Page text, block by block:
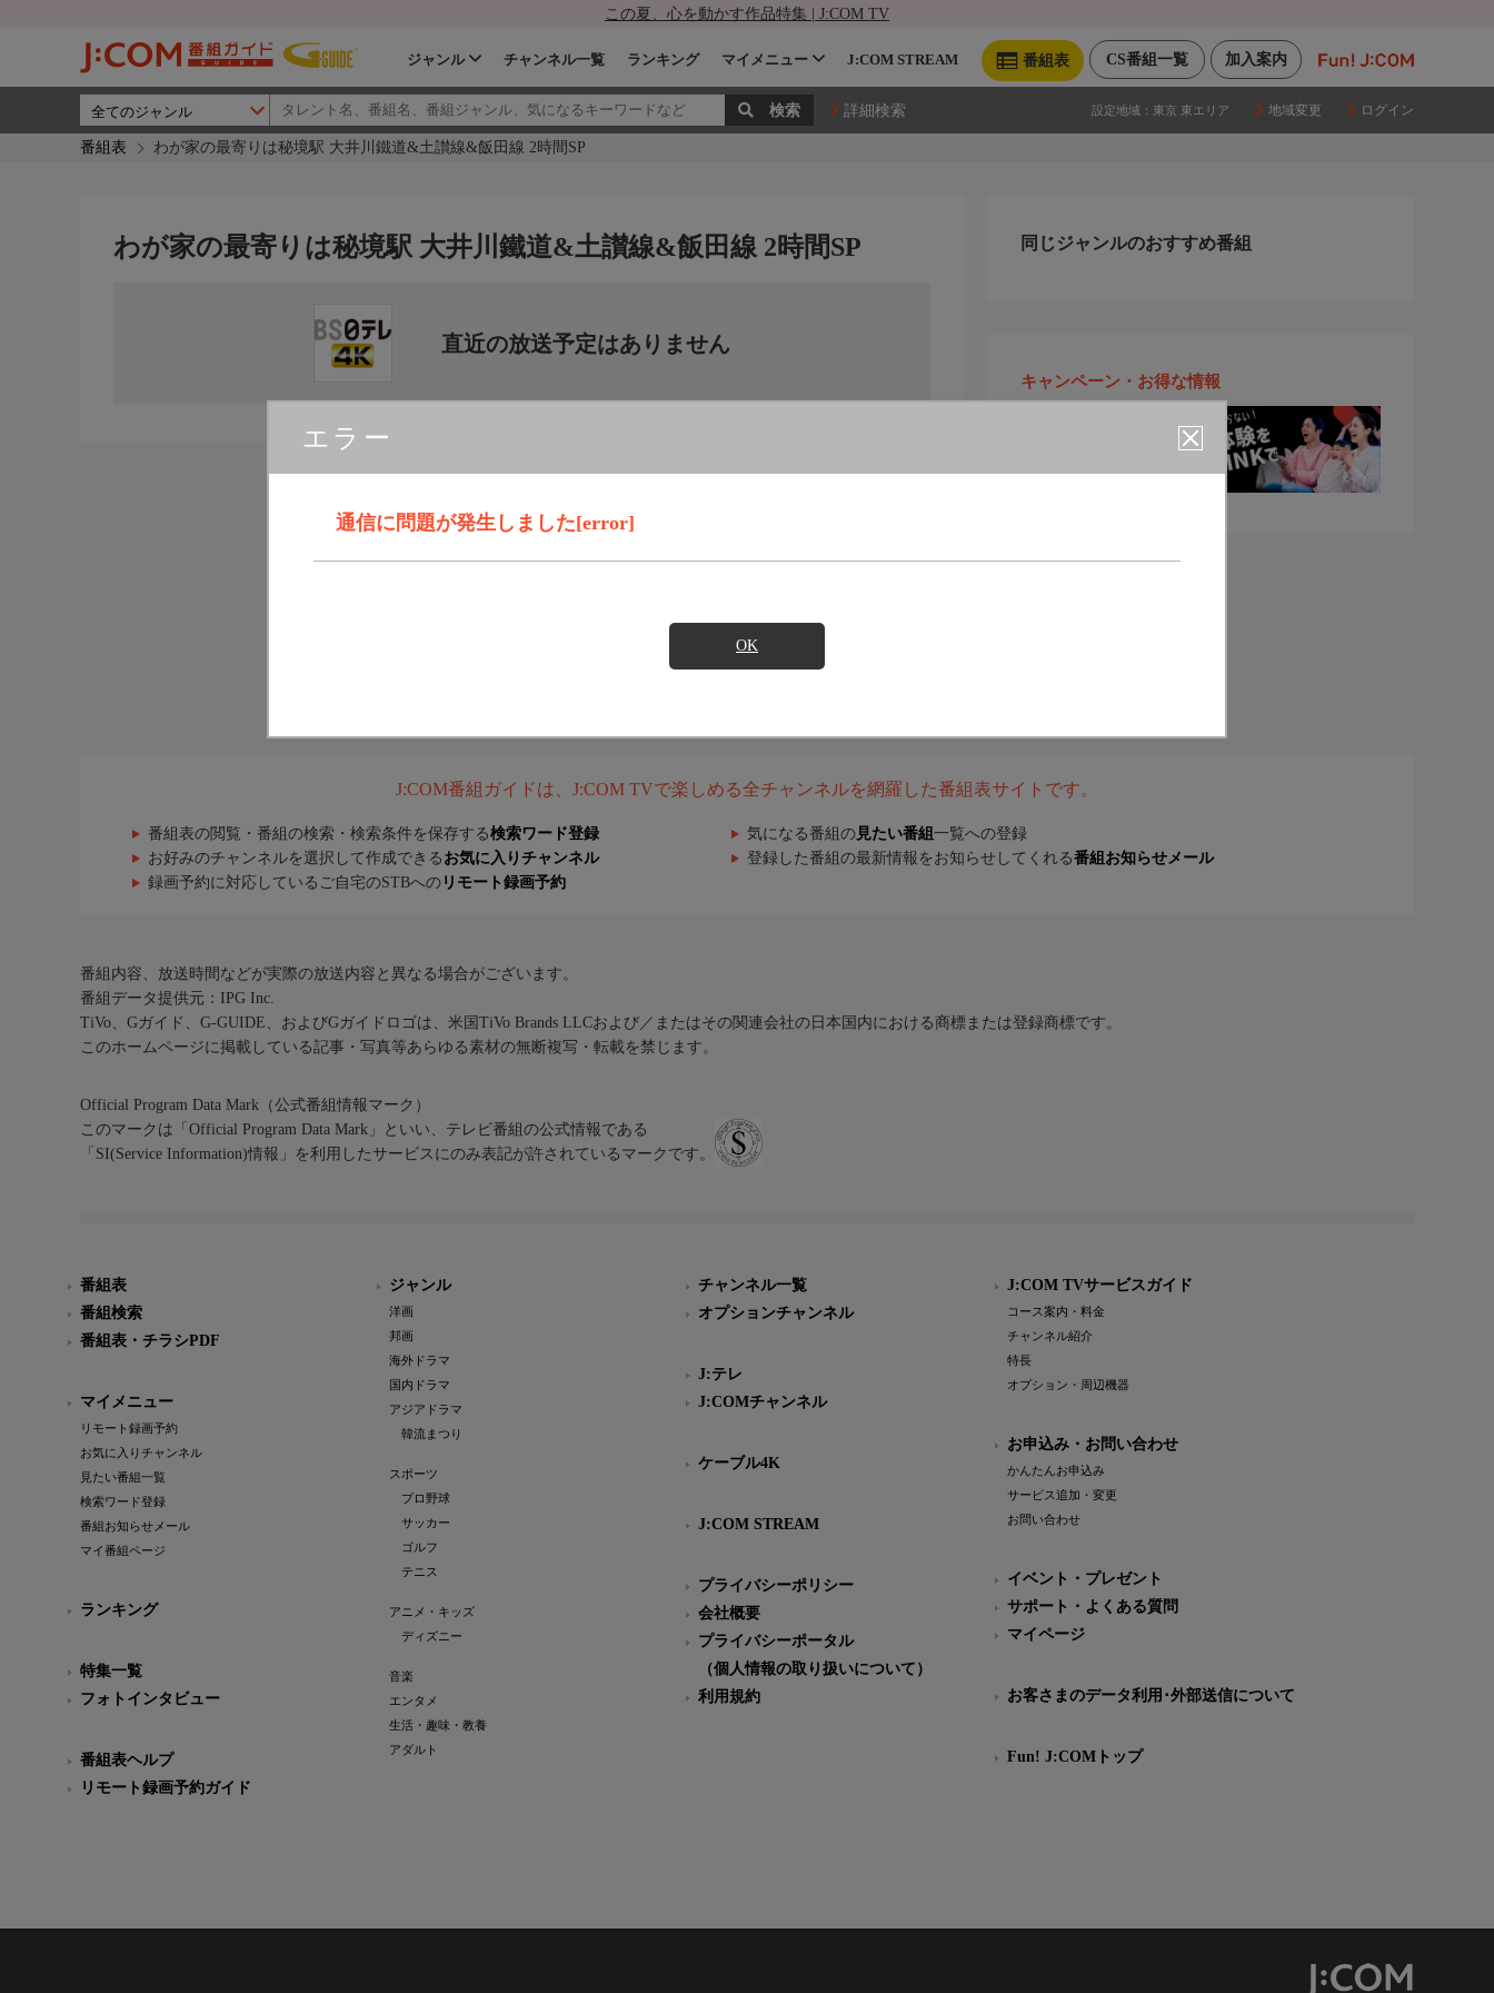
この夏、心を動かす作品特集 | J:COM TV
加入案内
CS番組一覧
番組表
ジャンル チャンネル一覧 ランキング マイメニュー J:COM STREAM
詳細検索 設定地域： 東京 東エリア 地域変更 ログイン
番組表 わが家の最寄りは秘境駅 大井川鐵道&土讃線&飯田線 2時間SP
エラー
通信に問題が発生しました[error]
OK
わが家の最寄りは秘境駅 大井川鐵道&土讃線&飯田線 2時間SP
直近の放送予定はありません
同じジャンルのおすすめ番組
キャンペーン・お得な情報
J:COM番組ガイドは、J:COM TVで楽しめる全チャンネルを網羅した番組表サイトです。
番組表の閲覧・番組の検索・検索条件を保存する検索ワード登録 気になる番組の 見たい番組 一覧への登録
お好みのチャンネルを選択して作成できる お気に入りチャンネル 登録した番組の最新情報をお知らせしてくれる番組お知らせメール
録画予約に対応しているご自宅のSTBへの リモート録画予約
番組内容、放送時間などが実際の放送内容と異なる場合がございます。
番組データ提供元：IPG Inc.
TiVo、Gガイド、G-GUIDE、およびGガイドロゴは、米国TiVo Brands LLCおよび／またはその関連会社の日本国内における商標または登録商標です。
このホームページに掲載している記事・写真等あらゆる素材の無断複写・転載を禁じます。
Official Program Data Mark（公式番組情報マーク）
このマークは「Official Program Data Mark」といい、テレビ番組の公式情報である
「SI(Service Information)情報」を利用したサービスにのみ表記が許されているマークです。
番組表
番組検索
番組表・チラシPDF
マイメニュー
リモート録画予約
お気に入りチャンネル
見たい番組一覧
検索ワード登録
番組お知らせメール
マイ番組ページ
ランキング
特集一覧
フォトインタビュー
番組表ヘルプ
リモート録画予約ガイド
ジャンル
洋画
邦画
海外ドラマ
国内ドラマ
アジアドラマ
韓流まつり
スポーツ
プロ野球
サッカー
ゴルフ
テニス
アニメ・キッズ
ディズニー
音楽
エンタメ
生活・趣味・教養
アダルト
チャンネル一覧
オプションチャンネル
J:テレ
J:COMチャンネル
ケーブル4K
J:COM STREAM
プライバシーポリシー
会社概要
プライバシーポータル
（個人情報の取り扱いについて）
利用規約
J:COM TVサービスガイド
コース案内・料金
チャンネル紹介
特長
オプション・周辺機器
お申込み・お問い合わせ
かんたんお申込み
サービス追加・変更
お問い合わせ
イベント・プレゼント
サポート・よくある質問
マイページ
お客さまのデータ利用･外部送信について
Fun! J:COMトップ